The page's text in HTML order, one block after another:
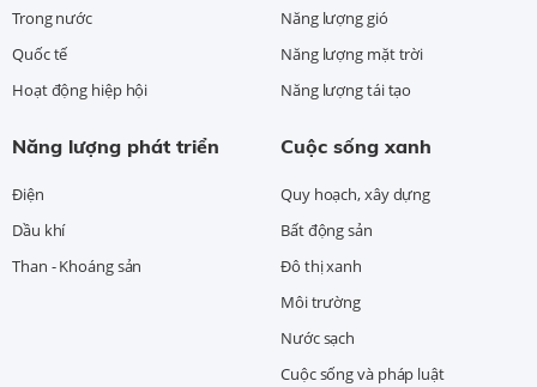
Trong nước
Quốc tế
Hoạt động hiệp hội
Năng lượng gió
Năng lượng mặt trời
Năng lượng tái tạo
Năng lượng phát triển
Điện
Dầu khí
Than - Khoáng sản
Cuộc sống xanh
Quy hoạch, xây dựng
Bất động sản
Đô thị xanh
Môi trường
Nước sạch
Cuộc sống và pháp luật